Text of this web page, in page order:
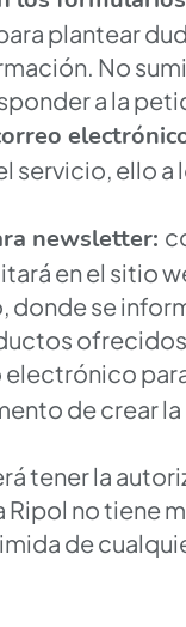
plantear
No
a la
servicio, ello
newsletter:
en el sitio
donde se
ofrecidos
de crear
tener la
Ripol no tiene
de